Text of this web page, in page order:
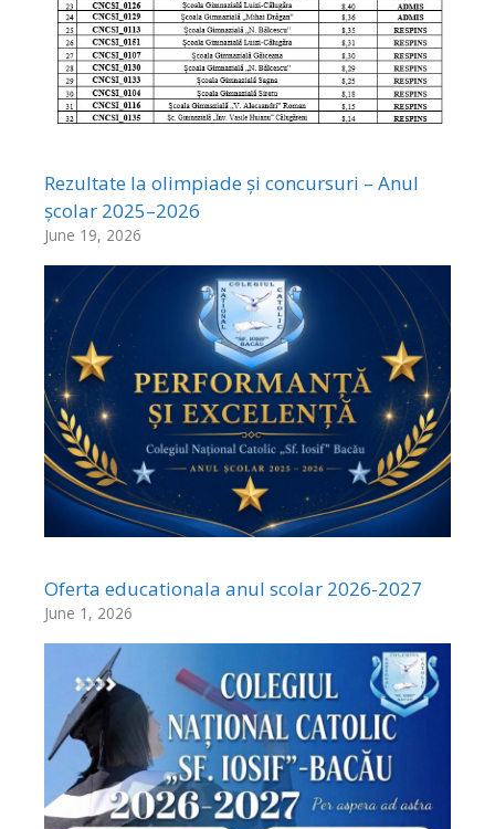
Rezultate la olimpiade și concursuri – Anul
școlar 2025–2026
June 19, 2026
Oferta educationala anul scolar 2026-2027
June 1, 2026